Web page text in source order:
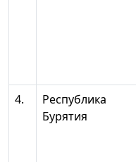
4.
Республика
Бурятия